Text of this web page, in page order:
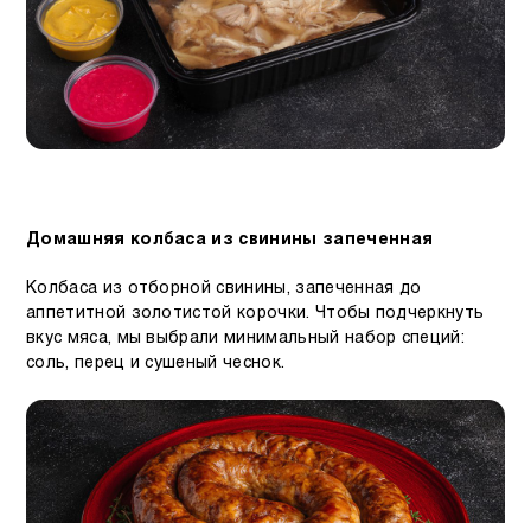
Домашняя колбаса из свинины запеченная
Колбаса из отборной свинины, запеченная до
аппетитной золотистой корочки. Чтобы подчеркнуть
вкус мяса, мы выбрали минимальный набор специй:
соль, перец и сушеный чеснок.